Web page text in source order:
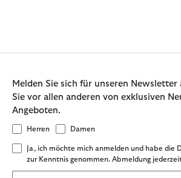
Melden Sie sich für unseren Newsletter
Sie vor allen anderen von exklusiven
Angeboten.
Herren Damen
Ja, ich möchte mich anmelden und habe die
zur Kenntnis genommen. Abmeldung